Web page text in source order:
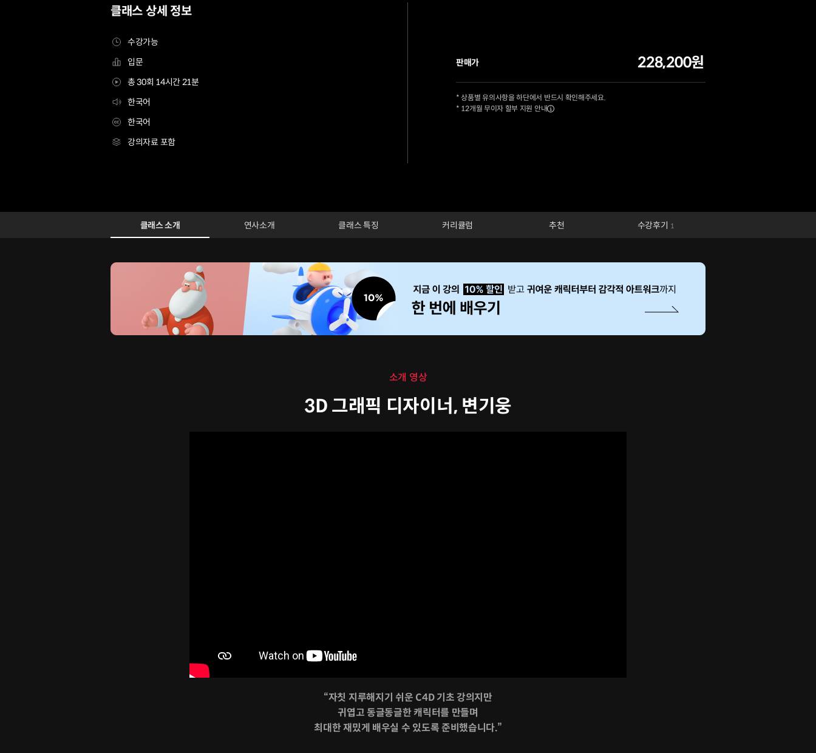
클래스 상세 정보
수강가능
입문
총 30회 14시간 21분
한국어
한국어
강의자료 포함
판매가 228,200원
* 상품별 유의사항을 하단에서 반드시 확인해주세요.
* 12개월 무이자 할부 지원 안내
Configuration Information Shortcuts
클래스 소개 연사소개 클래스 특징 커리큘럼 추천 수강후기 1
소개 영상
3D 그래픽 디자이너, 변기웅
“자칫 지루해지기 쉬운 C4D 기초 강의지만
귀엽고 동글동글한 캐릭터를 만들며
최대한 재밌게 배우실 수 있도록 준비했습니다.”